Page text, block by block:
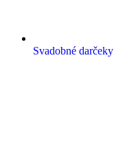
Svadobné darčeky